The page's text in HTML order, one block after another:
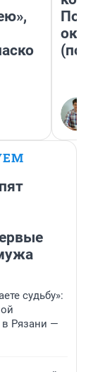
судьбу»:
Рязани —